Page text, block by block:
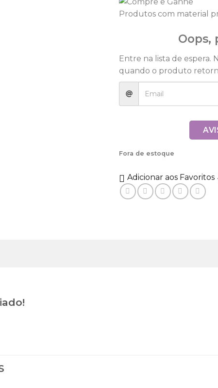
Produtos com material
Oops,
Entre na lista de espera.
quando o produto
Fora de estoque
Adicionar aos Favoritos